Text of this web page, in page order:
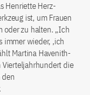
Henriette Herz-
ist, um Frauen
oder zu halten. „Ich
wieder, ‚ich
Martina Havenith-
Vierteljahrhundert die